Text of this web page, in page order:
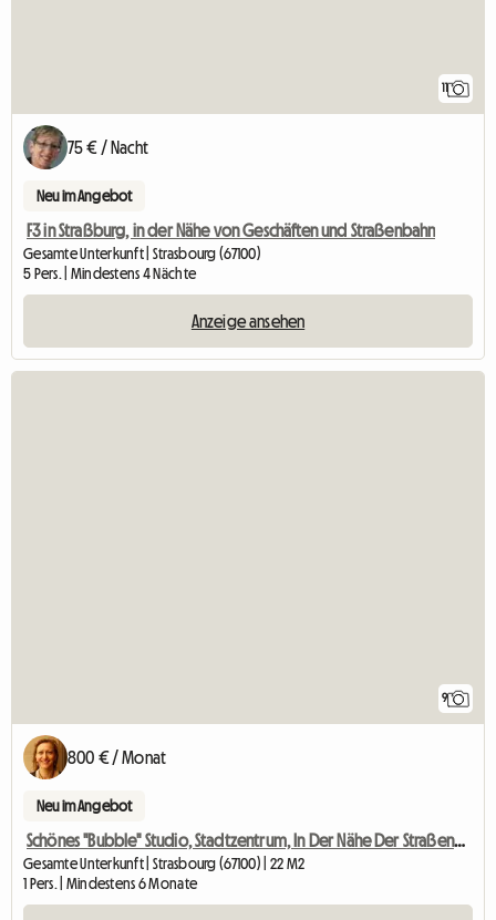
11
75 € / Nacht
Neu im Angebot
F3 in Straßburg, in der Nähe von Geschäften und Straßenbahn
Gesamte Unterkunft | Strasbourg (67100)
5 Pers. | Mindestens 4 Nächte
Anzeige ansehen
9
800 € / Monat
Neu im Angebot
Schönes "Bubble" Studio, Stadtzentrum, In Der Nähe Der Straßenbahn, Oberste Etage
Gesamte Unterkunft | Strasbourg (67100) | 22 M2
1 Pers. | Mindestens 6 Monate